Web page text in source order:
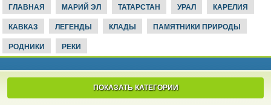
ГЛАВНАЯ МАРИЙ ЭЛ ТАТАРСТАН УРАЛ КАРЕЛИЯ
КАВКАЗ ЛЕГЕНДЫ КЛАДЫ ПАМЯТНИКИ ПРИРОДЫ
РОДНИКИ РЕКИ
ПОКАЗАТЬ КАТЕГОРИИ